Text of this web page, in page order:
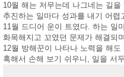
10월 해는 저무는데 나그네는 길을
추진하는 일마다 성과를 내기 어
11월 드디어 운이 트였다. 하는 일
화목해지고 꼬였던 문제가 해결되
12월 방해꾼이 나타나 노력을 해
혹해서 손해 보기 쉬우니, 일을 서